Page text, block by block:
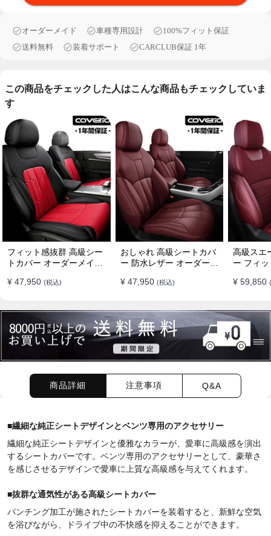
オーダーメイド 車種専用設計
100%フィット保証
送料無料
装着サポート CARCLUB保証 1年
この商品をチェックした人はこんな商品もチェックしていま
す
フィット感抜群 高級シー
トカバー オーダーメイド
全席セット
¥ 47,950 (税込)
おしゃれ 高級シートカバ
ー 防水レザー オーダーメ
全席セット
¥ 47,950 (税込)
高級スエ
ー フィ
全席セッ
¥ 59,850
商品詳細 注意事項 Q&A
■繊細な純正シートデザインとベンツ専用のアクセサリー
繊細な純正シートデザインと優雅なカラーが、愛車に高級感を演出
するシートカバーです。ベンツ専用のアクセサリーとして、豪華さ
を感じさせるデザインで愛車に上質な高級感を与えてくれます。
■抜群な通気性がある高級シートカバー
パンチング加工が施されたシートカバーを装着すると、新鮮な空気
を浴びながら、ドライブ中の不快感を抑えることができます。